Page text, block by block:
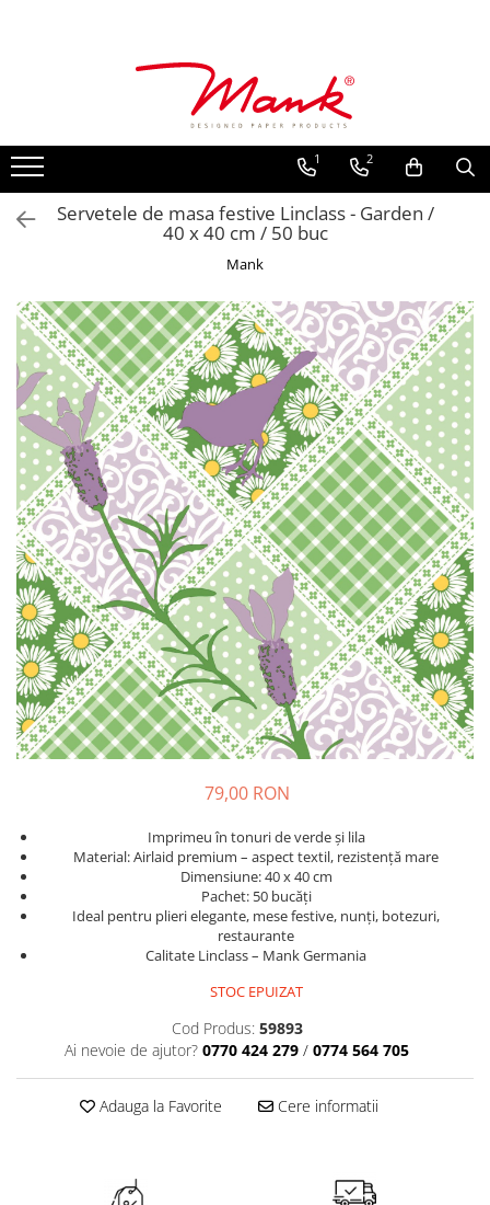
Toate Produsele
UNI
IMPRIMEU
CULORI UNI
ANIVERSARE SAU BOTEZ
AURIU, ARGINTIU & BRONZ
UNICE, Gama SPANLIN
FLORI
TEMATICA MARINA - PESCARESTI
VINTAGE
RUSTICE - VANATORESTI
TOAMNA
VALENTINE'S DAY /DRAGOBETE
1 & 8 MARTIE
PAŞTE / EASTER
TEMATICA CULINARA
IARNA-CRACIUN-REVELION
DELUXE LIGHT
DELUXE, 4 straturi
LINCLASS, High Quality
AURIU, ARGINTIU & BRONZ
Cu IMPRIMEU
CAPACE, COASTERE & BAVETE
1 2
Servetele de masa festive Linclass - Garden /
40 x 40 cm / 50 buc
Mank
79,00 RON
Imprimeu în tonuri de verde şi lila
Material: Airlaid premium – aspect textil, rezistență mare
Dimensiune: 40 x 40 cm
Pachet: 50 bucăți
Ideal pentru plieri elegante, mese festive, nunți, botezuri,
restaurante
Calitate Linclass – Mank Germania
STOC EPUIZAT
Cod Produs: 59893
Ai nevoie de ajutor? 0770 424 279 / 0774 564 705
Adauga la Favorite Cere informatii